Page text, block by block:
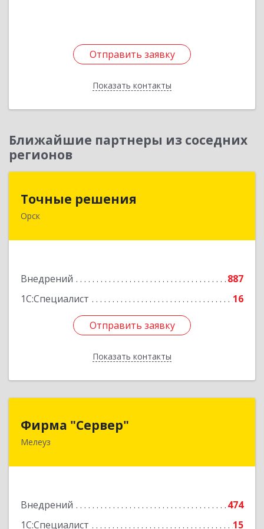
Отправить заявку
Показать контакты
Отправить заявку
Назад
Ближайшие партнеры из соседних
регионов
Точные решения
Орск
Внедрений
887
1С:Специалист
16
Отправить заявку
Показать контакты
Подробнее
Отправить заявку
Назад
Фирма "Сервер"
Мелеуз
Внедрений
474
1С:Специалист
15
453852, Башкортостан Респ, Мелеузовский р-н,